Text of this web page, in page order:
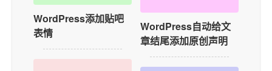
WordPress添加贴吧
表情
WordPress自动给文
章结尾添加原创声明